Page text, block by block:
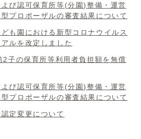
び認可保育所等(分園)整備・運営
プロポーザルの審査結果について
も園における新型コロナウイルス
ルを改定しました
子の保育所等利用者負担額を無償
び認可保育所等(分園)整備・運営
プロポーザルの審査結果について
定変更について